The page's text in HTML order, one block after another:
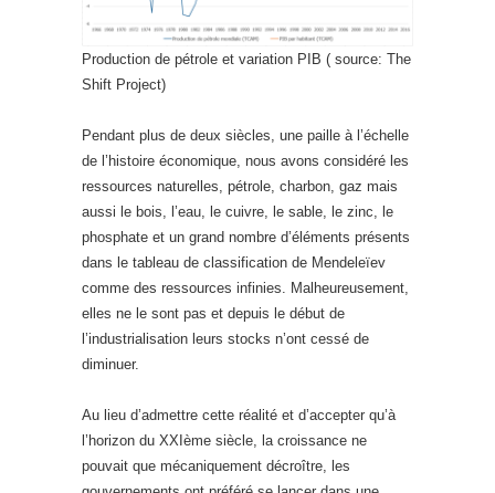
Production de pétrole et variation PIB ( source: The
Shift Project)
Pendant plus de deux siècles, une paille à l’échelle
de l’histoire économique, nous avons considéré les
ressources naturelles, pétrole, charbon, gaz mais
aussi le bois, l’eau, le cuivre, le sable, le zinc, le
phosphate et un grand nombre d’éléments présents
dans le tableau de classification de Mendeleïev
comme des ressources infinies. Malheureusement,
elles ne le sont pas et depuis le début de
l’industrialisation leurs stocks n’ont cessé de
diminuer.
Au lieu d’admettre cette réalité et d’accepter qu’à
l’horizon du XXIème siècle, la croissance ne
pouvait que mécaniquement décroître, les